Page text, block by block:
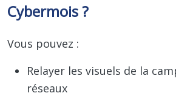
Cybermois ?
Vous pouvez :
Relayer les visuels de la
réseaux